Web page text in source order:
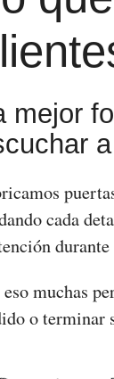
mejor
cada
eso muchas
o terminar